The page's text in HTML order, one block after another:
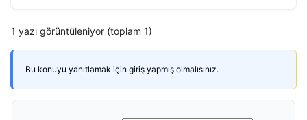
1 yazı görüntüleniyor (toplam 1)
Bu konuyu yanıtlamak için giriş yapmış olmalısınız.